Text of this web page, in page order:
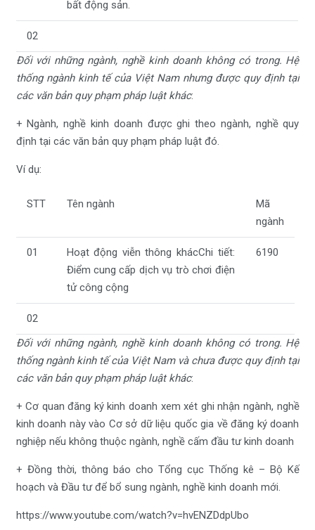
bất động sản.
02
Đối với những ngành, nghề kinh doanh không có trong. Hệ
thống ngành kinh tế của Việt Nam nhưng được quy định tại
các văn bản quy phạm pháp luật khác:
+ Ngành, nghề kinh doanh được ghi theo ngành, nghề quy
định tại các văn bản quy phạm pháp luật đó.
Ví dụ:
STT Tên ngành
Mã
ngành
01
Hoạt động viễn thông khácChi tiết:
Điểm cung cấp dịch vụ trò chơi điện
tử công cộng
6190
02
Đối với những ngành, nghề kinh doanh không có trong. Hệ
thống ngành kinh tế của Việt Nam và chưa được quy định tại
các văn bản quy phạm pháp luật khác:
+ Cơ quan đăng ký kinh doanh xem xét ghi nhận ngành, nghề
kinh doanh này vào Cơ sở dữ liệu quốc gia về đăng ký doanh
nghiệp nếu không thuộc ngành, nghề cấm đầu tư kinh doanh
+ Đồng thời, thông báo cho Tổng cục Thống kê – Bộ Kế
hoạch và Đầu tư để bổ sung ngành, nghề kinh doanh mới.
https://www.youtube.com/watch?v=hvENZDdpUbo